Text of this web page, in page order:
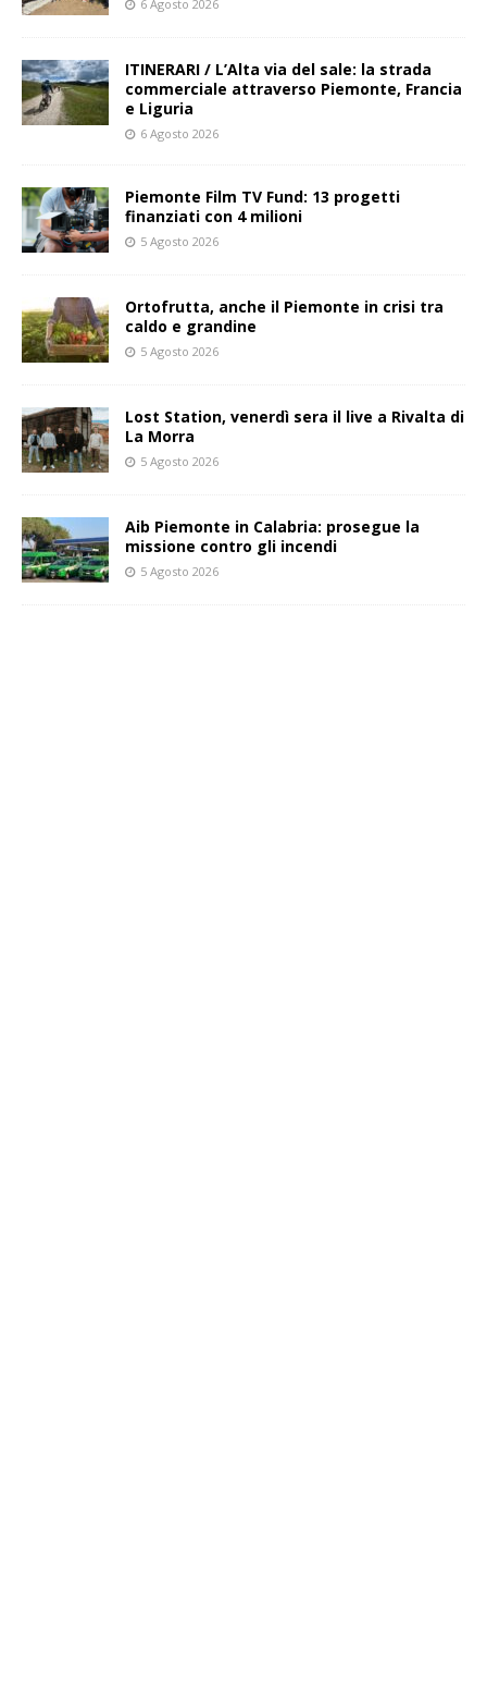
6 Agosto 2026
ITINERARI / L’Alta via del sale: la strada
commerciale attraverso Piemonte, Francia
e Liguria
6 Agosto 2026
Piemonte Film TV Fund: 13 progetti
finanziati con 4 milioni
5 Agosto 2026
Ortofrutta, anche il Piemonte in crisi tra
caldo e grandine
5 Agosto 2026
Lost Station, venerdì sera il live a Rivalta di
La Morra
5 Agosto 2026
Aib Piemonte in Calabria: prosegue la
missione contro gli incendi
5 Agosto 2026